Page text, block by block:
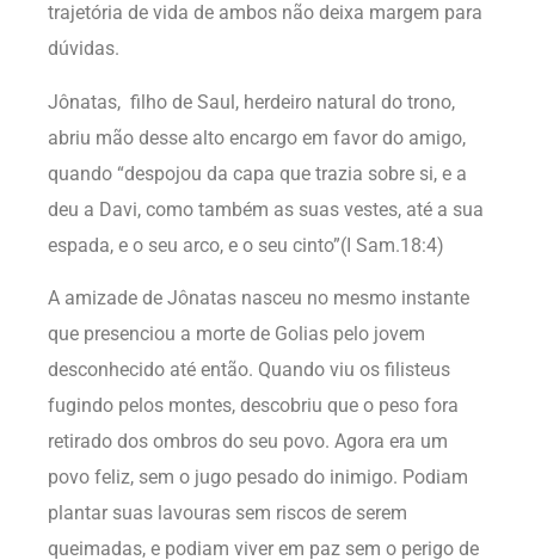
trajetória de vida de ambos não deixa margem para
dúvidas.
Jônatas, filho de Saul, herdeiro natural do trono,
abriu mão desse alto encargo em favor do amigo,
quando “despojou da capa que trazia sobre si, e a
deu a Davi, como também as suas vestes, até a sua
espada, e o seu arco, e o seu cinto”(I Sam.18:4)
A amizade de Jônatas nasceu no mesmo instante
que presenciou a morte de Golias pelo jovem
desconhecido até então. Quando viu os filisteus
fugindo pelos montes, descobriu que o peso fora
retirado dos ombros do seu povo. Agora era um
povo feliz, sem o jugo pesado do inimigo. Podiam
plantar suas lavouras sem riscos de serem
queimadas, e podiam viver em paz sem o perigo de